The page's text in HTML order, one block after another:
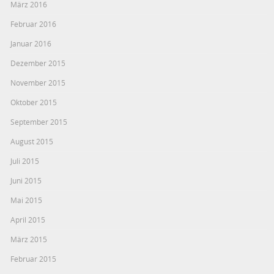
März 2016
Februar 2016
Januar 2016
Dezember 2015
November 2015
Oktober 2015
September 2015
August 2015
Juli 2015
Juni 2015
Mai 2015
April 2015
März 2015
Februar 2015